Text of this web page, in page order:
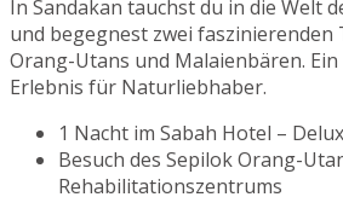
In Sandakan tauchst du in die Welt
und begegnest zwei
Orang-Utans und Malaienbären.
Erlebnis für Naturliebhaber.
1 Nacht im Sabah Hotel –
Besuch des Sepilok Orang-
Rehabilitationszentrums